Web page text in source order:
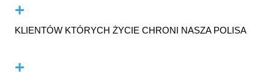
+
KLIENTÓW KTÓRYCH ŻYCIE CHRONI NASZA POLISA
+